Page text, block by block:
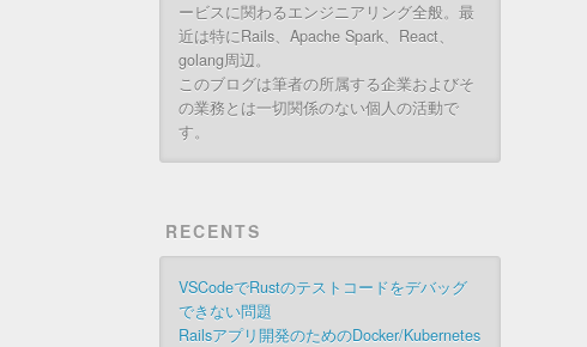
ービスに関わるエンジニアリング全般。最
近は特にRails、Apache Spark、React、
golang周辺。
このブログは筆者の所属する企業およびそ
の業務とは一切関係のない個人の活動で
す。
RECENTS
VSCodeでRustのテストコードをデバッグ
できない問題
Railsアプリ開発のためのDocker/Kubernetes